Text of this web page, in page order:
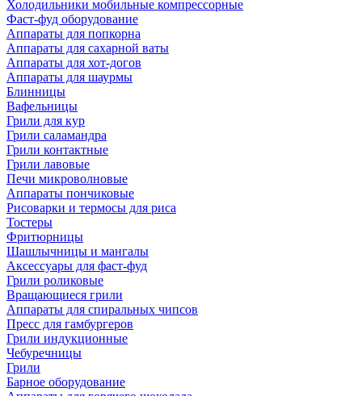
Холодильники мобильные компрессорные
Фаст-фуд оборудование
Аппараты для попкорна
Аппараты для сахарной ваты
Аппараты для хот-догов
Аппараты для шаурмы
Блинницы
Вафельницы
Грили для кур
Грили саламандра
Грили контактные
Грили лавовые
Печи микроволновые
Аппараты пончиковые
Рисоварки и термосы для риса
Тостеры
Фритюрницы
Шашлычницы и мангалы
Аксессуары для фаст-фуд
Грили роликовые
Вращающиеся грили
Аппараты для спиральных чипсов
Пресс для гамбургеров
Грили индукционные
Чебуречницы
Грили
Барное оборудование